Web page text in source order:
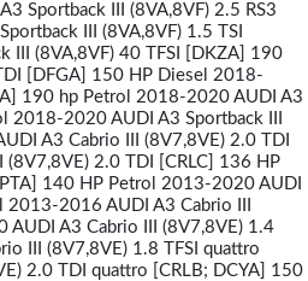
Sportback III (8VA,8VF) 2.5 RS3
III (8VA,8VF) 1.5 TSI
III (8VA,8VF) 40 TFSI [DKZA] 190
[DFGA] 150 HP Diesel 2018-
190 hp Petrol 2018-2020 AUDI A3
2018-2020 AUDI A3 Sportback III
A3 Cabrio III (8V7,8VE) 2.0 TDI
2.0 TDI [CRLC] 136 HP
140 HP Petrol 2013-2020 AUDI
2013-2016 AUDI A3 Cabrio III
A3 Cabrio III (8V7,8VE) 1.4
III (8V7,8VE) 1.8 TFSI quattro
2.0 TDI quattro [CRLB; DCYA] 150